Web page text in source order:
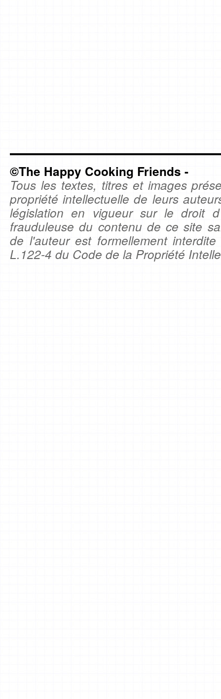
©The Happy Cooking Friends -
Tous les textes, titres et images
propriété intellectuelle de leurs
législation en vigueur sur le droit
frauduleuse du contenu de ce site
de l'auteur est formellement
L.122-4 du Code de la Propriété